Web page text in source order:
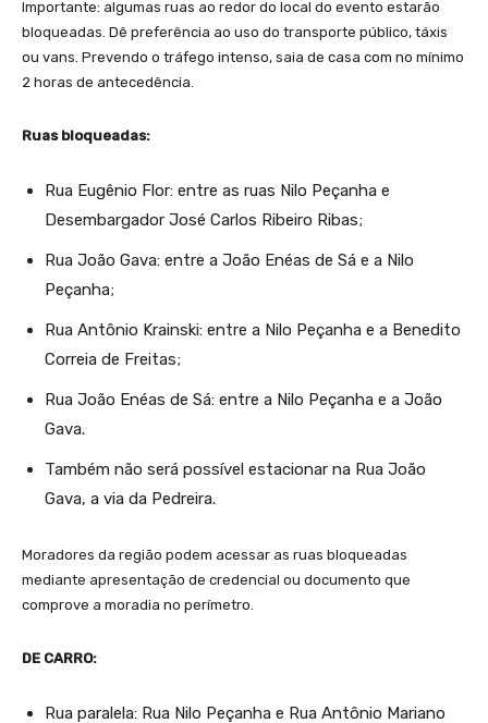
Importante: algumas ruas ao redor do local do evento estarão
bloqueadas. Dê preferência ao uso do transporte público, táxis
ou vans. Prevendo o tráfego intenso, saia de casa com no mínimo
2 horas de antecedência.
Ruas bloqueadas:
Rua Eugênio Flor: entre as ruas Nilo Peçanha e
Desembargador José Carlos Ribeiro Ribas;
Rua João Gava: entre a João Enéas de Sá e a Nilo
Peçanha;
Rua Antônio Krainski: entre a Nilo Peçanha e a Benedito
Correia de Freitas;
Rua João Enéas de Sá: entre a Nilo Peçanha e a João
Gava.
Também não será possível estacionar na Rua João
Gava, a via da Pedreira.
Moradores da região podem acessar as ruas bloqueadas
mediante apresentação de credencial ou documento que
comprove a moradia no perímetro.
DE CARRO:
Rua paralela: Rua Nilo Peçanha e Rua Antônio Mariano